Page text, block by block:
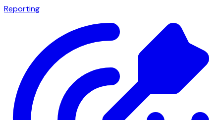
Reporting